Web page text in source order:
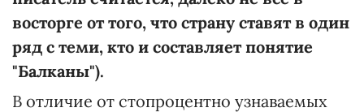
восторге от того, что страну ставят в один
ряд с теми, кто и составляет понятие
"Балканы").
В отличие от стопроцентно узнаваемых